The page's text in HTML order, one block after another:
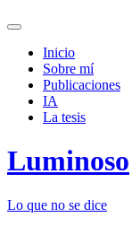
Alternar
campo
búsqueda
Inicio
Sobre mí­
Publicaciones
IA
La tesis
Luminoso
Lo que no se dice